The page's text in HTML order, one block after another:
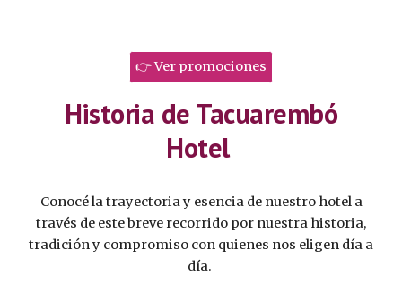
👉 Ver promociones
Historia de Tacuarembó
Hotel
Conocé la trayectoria y esencia de nuestro hotel a
través de este breve recorrido por nuestra historia,
tradición y compromiso con quienes nos eligen día a
día.